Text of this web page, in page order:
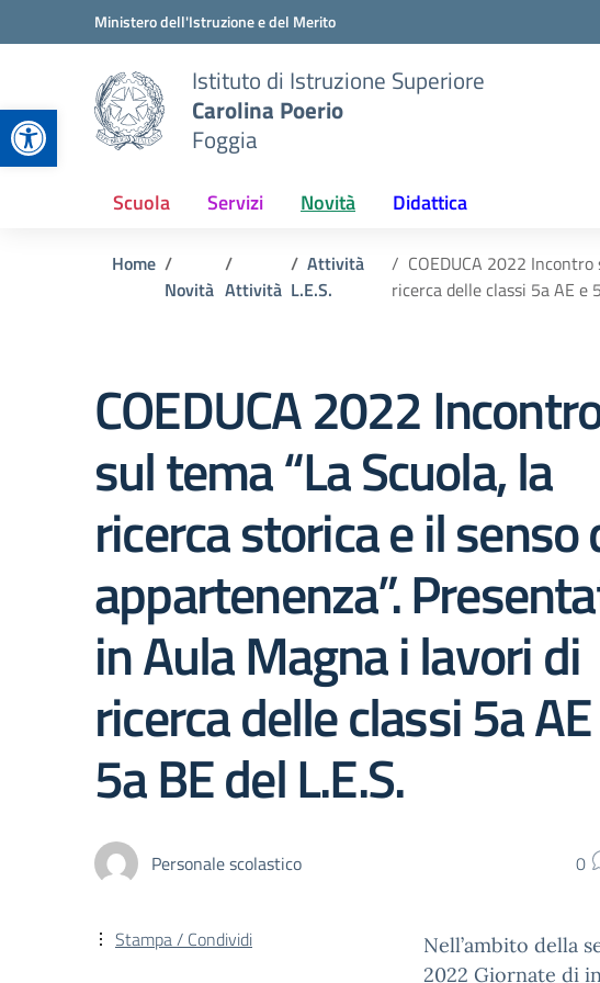
Apri la barra degli strumenti
Vai ai contenuti
Vai al menu di navigazioneMinistero dell'Istruzione e del Merito
Istituto di Istruzione Superiore
Carolina Poerio
Foggia
Scuola Servizi Novità Didattica
Home
Novità Attività
Attività
L.E.S.
COEDUCA 2022
ricerca delle classi 5a AE e
COEDUCA 2022
sul tema “La Scuola, la
ricerca storica e il senso
appartenenza”.
in Aula Magna i lavori di
ricerca delle classi 5a
5a BE del L.E.S.
Personale scolastico 0
Nell’ambito della
2022 Giornate di
Stampa / Condividi